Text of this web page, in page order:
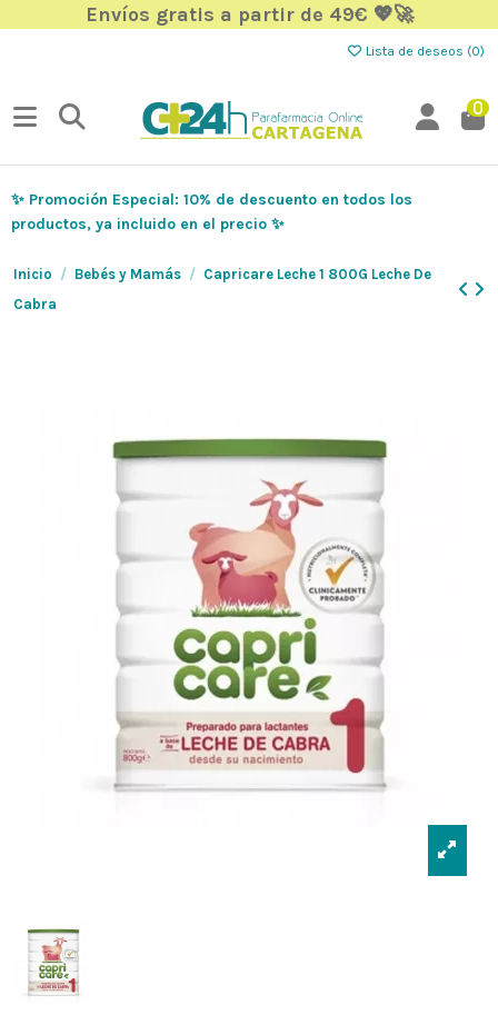
Envíos gratis a partir de 49€ 💖🚀
Lista de deseos (0)
0
✨ Promoción Especial: 10% de descuento en todos los
productos, ya incluido en el precio ✨
Inicio Bebés y Mamás
Capricare Leche 1 800G Leche De
Cabra